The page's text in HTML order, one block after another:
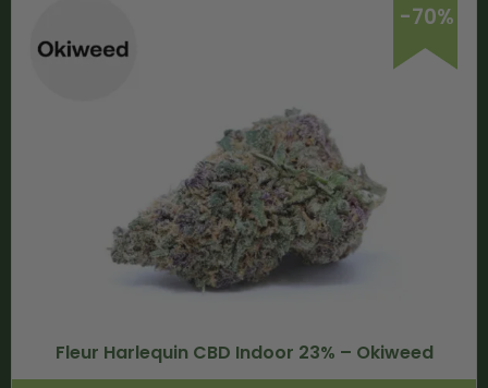
-70%
Fleur Harlequin CBD Indoor 23% – Okiweed